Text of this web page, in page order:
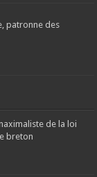
patronne des
de la loi
breton